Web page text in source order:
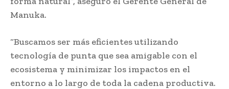
Manuka.
“Buscamos ser más eficientes utilizando
tecnología de punta que sea amigable con el
ecosistema y minimizar los impactos en el
entorno a lo largo de toda la cadena productiva.